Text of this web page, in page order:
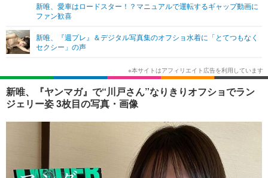
ネタ
ショッピング その他
エンタメTOP
韓国・芸能
音楽 スポーツ
ショッピング その他
ライフ
ライフTOP グルメ
ペット ショッピング
その他
リリース一覧
プッシュ通知の停止方法
新唯、愛車はロードスター！？マニュアルで運転するギャップ動画に
ファン歓喜
新唯、『週プレ』＆デジタル写真集のオフショ水着に「とてつもなく
セクシー」の声
新唯、『ヤンマガ』で“川戸さん”なりきりオフショでラン
ジェリー姿 3枚目の写真・画像